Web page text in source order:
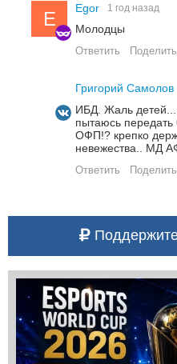
E Egor 1 год назад
Молодцы
Ответить
Григорий Самолов
ИБД. Жаль
пытаюсь
ОФП!? крепко
невежества.. МД
Ответить